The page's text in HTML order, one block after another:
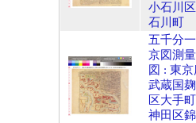
小石川
石川町
五千分
京図測
図 : 東京
武蔵国
区大手
神田区